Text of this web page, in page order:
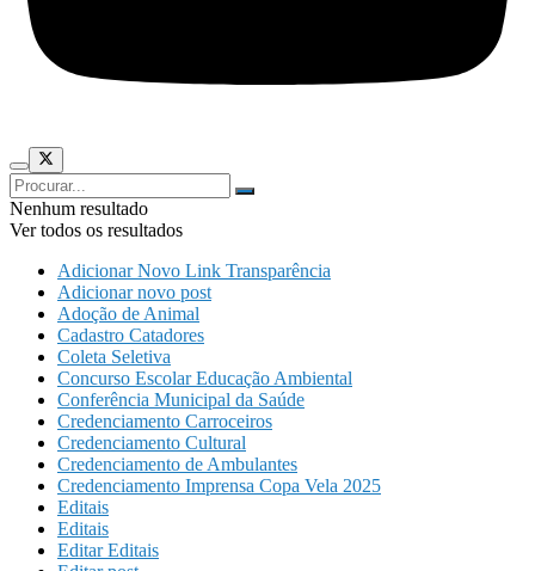
Nenhum resultado
Ver todos os resultados
Adicionar Novo Link Transparência
Adicionar novo post
Adoção de Animal
Cadastro Catadores
Coleta Seletiva
Concurso Escolar Educação Ambiental
Conferência Municipal da Saúde
Credenciamento Carroceiros
Credenciamento Cultural
Credenciamento de Ambulantes
Credenciamento Imprensa Copa Vela 2025
Editais
Editais
Editar Editais